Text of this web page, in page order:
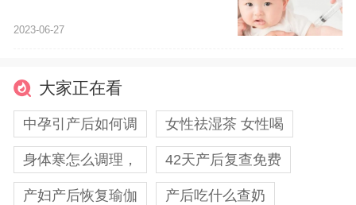
2023-06-27
大家正在看
中孕引产后如何调 女性祛湿茶 女性喝
身体寒怎么调理， 42天产后复查免费
产妇产后恢复瑜伽 产后吃什么查奶